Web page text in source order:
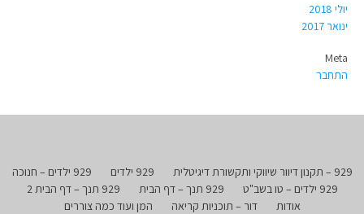
יולי 2018
ינואר 2017
Meta
התחבר
929 – תקנון דיוור שיווקי ותקשורת דיגיטלית 929 ילדים
929 ילדים – חנוכה
929 ילדים – טו בשב"ט
929 תנך – דף הבית
929 תנך – דף הבית 2
אודות
דור – תוכניות קריאה
המן ועוד כמה צוררים